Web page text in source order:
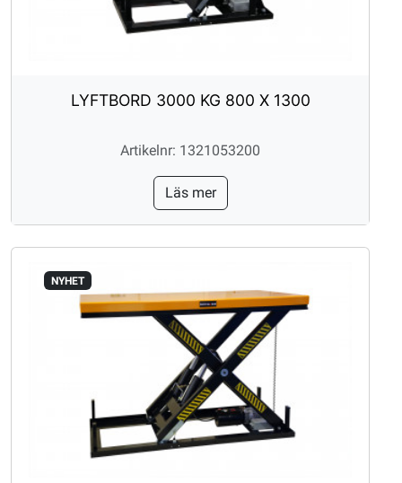
LYFTBORD 3000 KG 800 X 1300
Artikelnr: 1321053200
Läs mer
NYHET